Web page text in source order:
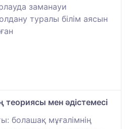
заманауи
туралы білім аясын
мен әдістемесі
болашақ мұғалімнің